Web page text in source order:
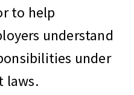
to help
understand
under
laws.